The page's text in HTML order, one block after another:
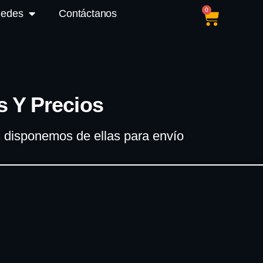
Contáctanos 0
Y Precios
de ellas para envío